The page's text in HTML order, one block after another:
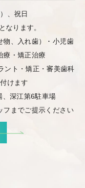
）、祝日
なります。
物、入れ歯）・小児歯
療・矯正治療
ント・矯正・審美歯科
けます
、深江第6駐車場
までご提示ください